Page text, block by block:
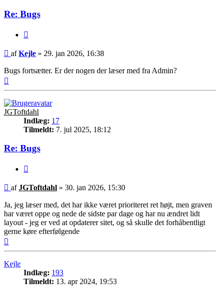
Re: Bugs
Indlæg
afKejle » 29. jan 2026, 16:38
Bugs fortsætter. Er der nogen der læser med fra Admin?
JGToftdahl
Indlæg: 17
Tilmeldt: 7. jul 2025, 18:12
Re: Bugs
Indlæg
afJGToftdahl » 30. jan 2026, 15:30
Ja, jeg læser med, det har ikke været prioriteret ret højt, men graven
har været oppe og nede de sidste par dage og har nu ændret lidt
layout - jeg er ved at opdaterer sitet, og så skulle det forhåbentligt
gerne køre efterfølgende
Kejle
Indlæg: 193
Tilmeldt: 13. apr 2024, 19:53